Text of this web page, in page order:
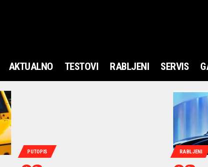
AKTUALNO TESTOVI RABLJENI SERVIS
PUTOPIS RABLJENI